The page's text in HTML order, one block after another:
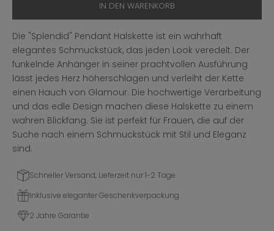
IN DEN WARENKORB
Die "Splendid" Pendant Halskette ist ein wahrhaft
elegantes Schmuckstück, das jeden Look veredelt. Der
funkelnde Anhänger in seiner prachtvollen Ausführung
lässt jedes Herz höherschlagen und verleiht der Kette
einen Hauch von Glamour. Die hochwertige Verarbeitung
und das edle Design machen diese Halskette zu einem
wahren Blickfang. Sie ist perfekt für Frauen, die auf der
Suche nach einem Schmuckstück mit Stil und Eleganz
sind.
Schneller Versand, Lieferzeit nur 1-2 Tage
Inklusive eleganter Geschenkverpackung
2 Jahre Garantie